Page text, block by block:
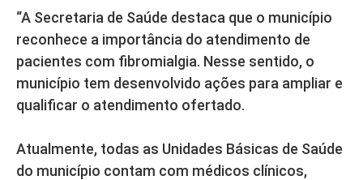
“A Secretaria de Saúde destaca que o município
reconhece a importância do atendimento de
pacientes com fibromialgia. Nesse sentido, o
município tem desenvolvido ações para ampliar e
qualificar o atendimento ofertado.
Atualmente, todas as Unidades Básicas de Saúde
do município contam com médicos clínicos,